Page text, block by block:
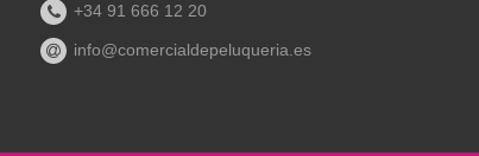
+34 91 666 12 20
info@comercialdepeluqueria.es